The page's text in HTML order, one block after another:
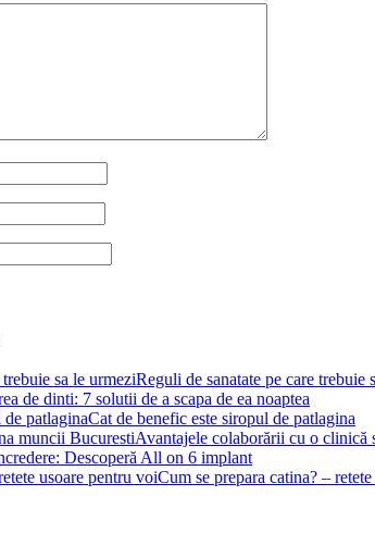
Reguli de sanatate pe care trebuie
de dinti: 7 solutii de a scapa de ea noaptea
Cat de benefic este siropul de patlagina
Avantajele colaborării cu o
Descoperă All on 6 implant
Cum se prepara catina? –